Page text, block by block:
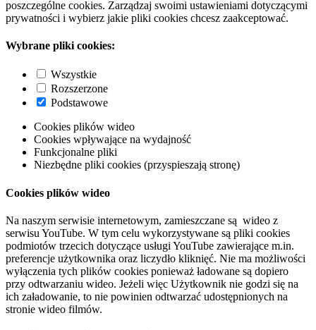
poszczególne cookies. Zarządzaj swoimi ustawieniami dotyczącymi
prywatności i wybierz jakie pliki cookies chcesz zaakceptować.
Wybrane pliki cookies:
Wszystkie
Rozszerzone
Podstawowe
Cookies plików wideo
Cookies wpływające na wydajność
Funkcjonalne pliki
Niezbędne pliki cookies (przyspieszają stronę)
Cookies plików wideo
Na naszym serwisie internetowym, zamieszczane są wideo z
serwisu YouTube. W tym celu wykorzystywane są pliki cookies
podmiotów trzecich dotyczące usługi YouTube zawierające m.in.
preferencje użytkownika oraz liczydło kliknięć. Nie ma możliwości
wyłączenia tych plików cookies ponieważ ładowane są dopiero
przy odtwarzaniu wideo. Jeżeli więc Użytkownik nie godzi się na
ich załadowanie, to nie powinien odtwarzać udostępnionych na
stronie wideo filmów.